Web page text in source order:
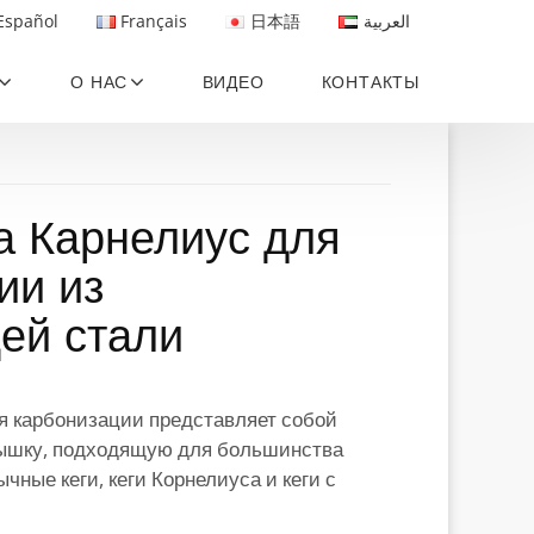
Français 日本語 العربية
О НАС ВИДЕО КОНТАКТЫ
Карнелиус для
из
стали
карбонизации представляет собой
подходящую для большинства
кеги, кеги Корнелиуса и кеги с